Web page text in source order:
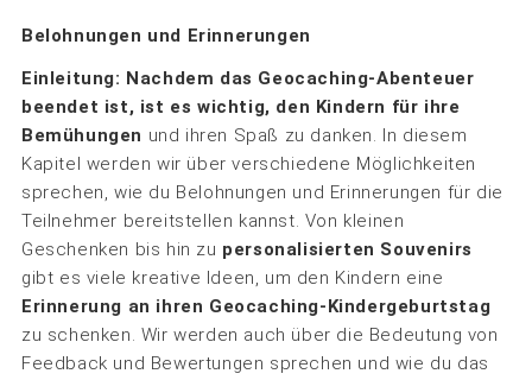
Belohnungen und Erinnerungen
Einleitung: Nachdem das Geocaching-Abenteuer
beendet ist, ist es wichtig, den Kindern für ihre
Bemühungen und ihren Spaß zu danken. In diesem
Kapitel werden wir über verschiedene Möglichkeiten
sprechen, wie du Belohnungen und Erinnerungen für die
Teilnehmer bereitstellen kannst. Von kleinen
Geschenken bis hin zu personalisierten Souvenirs
gibt es viele kreative Ideen, um den Kindern eine
Erinnerung an ihren Geocaching-Kindergeburtstag
zu schenken. Wir werden auch über die Bedeutung von
Feedback und Bewertungen sprechen und wie du das